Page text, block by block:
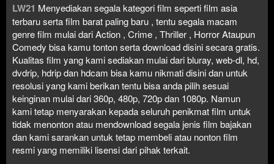
LW21 Menyediakan segala kategori film seperti film asia
terbaru serta film barat paling baru , tentu segala macam
genre film mulai dari Action , Crime , Thriller , Horror Ataupun
Comedy bisa kamu tonton serta download disini secara gratis.
Kualitas film yang kami sediakan mulai dari bluray, web-dl, hd,
dvdrip, hdrip dan hdcam bisa kamu nikmati disini dan untuk
resolusi yang kami berikan tentu bisa anda pilih sesuai
keinginan mulai dari 360p, 480p, 720p dan 1080p. Namun
kami tetap menyarakan kepada seluruh penikmat film untuk
tidak menonton atau mendownload segala jenis film bajakan
dan kami sarankan untuk tetap membeli atau nonton film
resmi yang memiliki lisensi dari pihak terkait.